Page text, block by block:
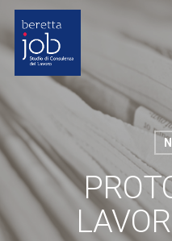
Skip
main
content